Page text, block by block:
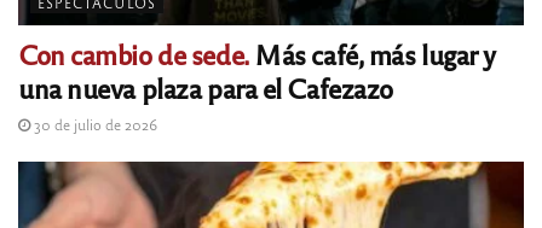
Con cambio de sede.Más café, más lugar y
una nueva plaza para el Cafezazo
30 de julio de 2026